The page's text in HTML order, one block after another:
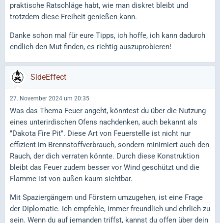
praktische Ratschläge habt, wie man diskret bleibt und
trotzdem diese Freiheit genießen kann.
Danke schon mal für eure Tipps, ich hoffe, ich kann dadurch
endlich den Mut finden, es richtig auszuprobieren!
SideEffect
27. November 2024 um 20:35
Was das Thema Feuer angeht, könntest du über die Nutzung
eines unterirdischen Ofens nachdenken, auch bekannt als
"Dakota Fire Pit". Diese Art von Feuerstelle ist nicht nur
effizient im Brennstoffverbrauch, sondern minimiert auch den
Rauch, der dich verraten könnte. Durch diese Konstruktion
bleibt das Feuer zudem besser vor Wind geschützt und die
Flamme ist von außen kaum sichtbar.
Mit Spaziergängern und Förstern umzugehen, ist eine Frage
der Diplomatie. Ich empfehle, immer freundlich und ehrlich zu
sein. Wenn du auf jemanden triffst, kannst du offen über dein